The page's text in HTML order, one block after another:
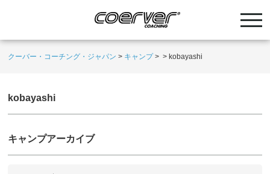
クーバー・コーチング・ジャパン > キャンプ> > kobayashi
kobayashi
キャンプアーカイブ